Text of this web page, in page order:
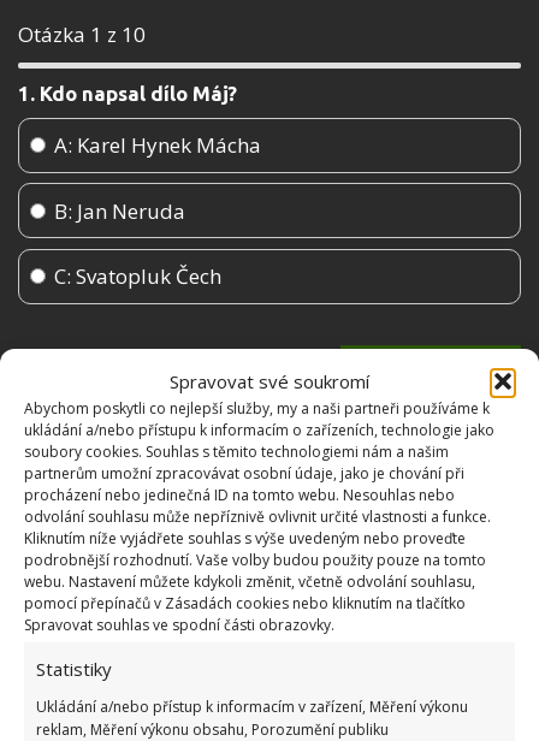
Spravovat své soukromí
Abychom poskytli co nejlepší služby, my a naši partneři používáme k
ukládání a/nebo přístupu k informacím o zařízeních, technologie jako
soubory cookies. Souhlas s těmito technologiemi nám a našim
partnerům umožní zpracovávat osobní údaje, jako je chování při
procházení nebo jedinečná ID na tomto webu. Nesouhlas nebo
odvolání souhlasu může nepříznivě ovlivnit určité vlastnosti a funkce.
Kliknutím níže vyjádřete souhlas s výše uvedeným nebo proveďte
podrobnější rozhodnutí. Vaše volby budou použity pouze na tomto
webu. Nastavení můžete kdykoli změnit, včetně odvolání souhlasu,
pomocí přepínačů v Zásadách cookies nebo kliknutím na tlačítko
Spravovat souhlas ve spodní části obrazovky.
Statistiky
Ukládání a/nebo přístup k informacím v zařízení, Měření výkonu
reklam, Měření výkonu obsahu, Porozumění publiku
Otázka 1 z 10
1. Kdo napsal dílo Máj?
A: Karel Hynek Mácha
B: Jan Neruda
C: Svatopluk Čech
OBLÍBENÉ ČLÁNKY
1.6.2026